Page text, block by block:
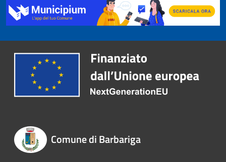
Comune di Barbariga